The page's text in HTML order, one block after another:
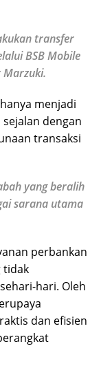
transfer
BSB Mobile
Marzuki.
menjadi
dengan
transaksi
yang beralih
sarana utama
perbankan
tidak
hari. Oleh
dan efisien